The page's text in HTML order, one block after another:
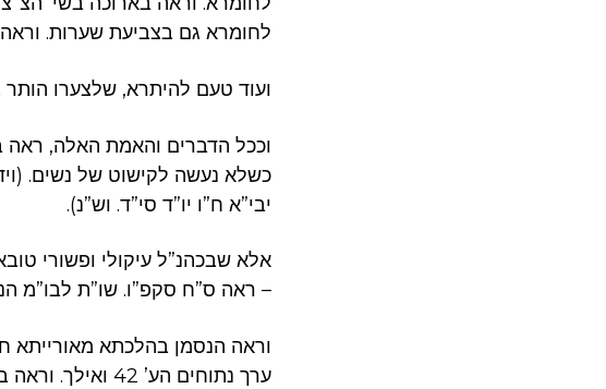
לחומרא גם בצביעת שערות. וראה הדרת
ועוד טעם להיתרא, שלצערו
וככל הדברים והאמת האלה, ראה
כשלא נעשה לקישוט של נשים.
יבי”א ח”ו יו”ד סי”ד. וש”נ).
אלא שבכהנ”ל עיקולי ופשורי
– ראה ס”ח סקפ”ו. שו”ת לבו”מ
וראה הנסמן בהלכתא מאורייתא
ערך נתוחים הע’ 42 ואילך. וראה בארוכה קובץ עטרת שלמה חו’ א.